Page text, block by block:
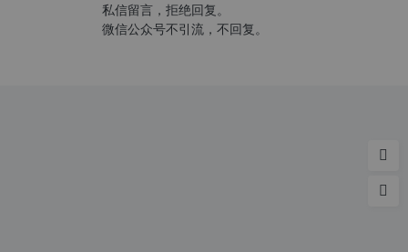
私信留言，拒绝回复。
微信公众号不引流，不回复。